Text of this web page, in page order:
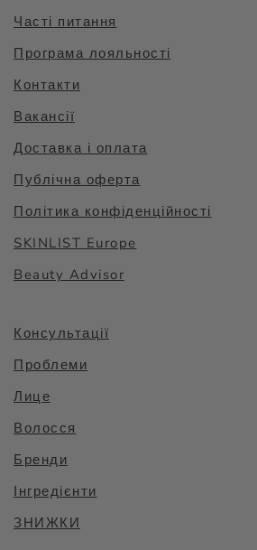
Часті питання
Програма лояльності
Контакти
Вакансії
Доставка і оплата
Публічна оферта
Політика конфіденційності
SKINLIST Europe
Beauty Advisor
Консультації
Проблеми
Лице
Волосся
Бренди
Інгредієнти
ЗНИЖКИ